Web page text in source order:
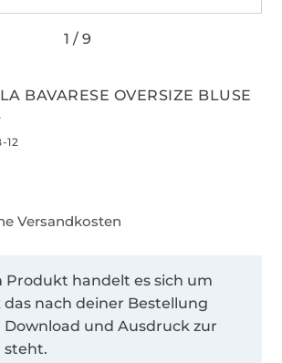
BAVARESE OVERSIZE BLUSE
12
Versandkosten
Produkt handelt es sich um
das nach deiner Bestellung
Download und Ausdruck zur
steht.